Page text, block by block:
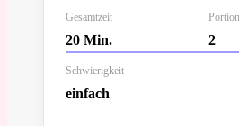
Gesamtzeit
20 Min. 2
Schwierigkeit
einfach